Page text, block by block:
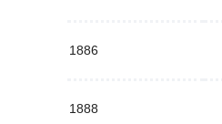
1886
1888